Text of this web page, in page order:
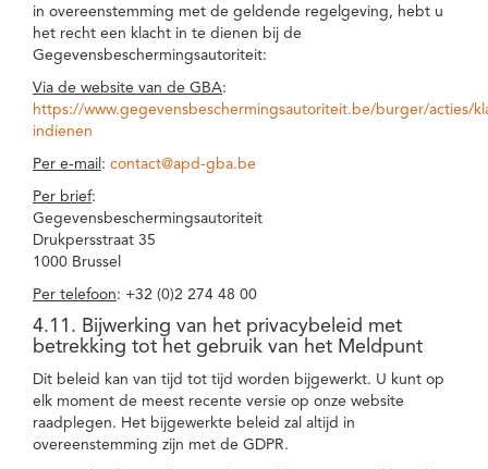
in overeenstemming met de geldende regelgeving, hebt u
het recht een klacht in te dienen bij de
Gegevensbeschermingsautoriteit:
Via de website van de GBA:
https://www.gegevensbeschermingsautoriteit.be/burger/acties/
indienen
Per e-mail : contact@apd-gba.be
Per brief:
Gegevensbeschermingsautoriteit
Drukpersstraat 35
1000 Brussel
Per telefoon: +32 (0)2 274 48 00
4.11. Bijwerking van het privacybeleid met
betrekking tot het gebruik van het Meldpunt
Dit beleid kan van tijd tot tijd worden bijgewerkt. U kunt op
elk moment de meest recente versie op onze website
raadplegen. Het bijgewerkte beleid zal altijd in
overeenstemming zijn met de GDPR.